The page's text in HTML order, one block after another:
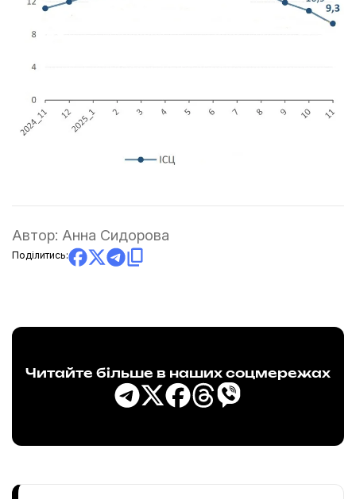
Автор: Анна Сидорова
Поділитись:
Читайте більше в наших соцмережах